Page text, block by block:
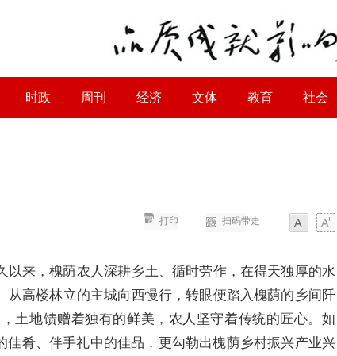
时政 周刊 经济 文体 教育 社会
扫码带走
打印
来，槐荫农人深耕乡土、循时劳作，在得天独厚的水
高楼林立的主城向西慢行，转眼便踏入槐荫的乡间阡
土地馈赠着独有的鲜美，农人坚守着传统的匠心。如
肴、伴手礼中的佳品，更勾勒出槐荫乡村振兴产业兴